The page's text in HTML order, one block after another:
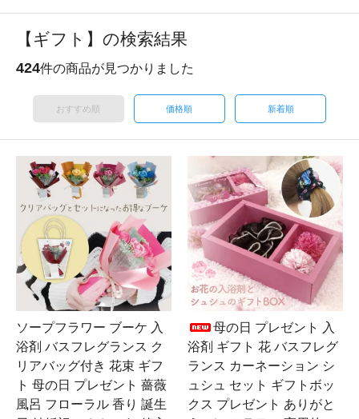
【ギフト】の検索結果
424件の商品が見つかりました
おすすめ順 価格順 新着順
ソープフラワー ブーケ 入
浴剤 バスフレグランス ク
リアバッグ付き 花束 ギフ
ト 母の日 プレゼント 薔薇
風呂 フローラル 香り 誕生
母の日 プレゼント 入
浴剤 ギフト 花 バスフレグ
ランス カーネーション シ
ュシュ セット ギフトボッ
クス プレゼント ありがと